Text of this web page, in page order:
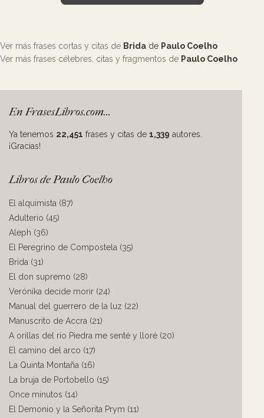
Ver más frases cortas y citas de Brida de Paulo Coelho
Ver más frases célebres, citas y fragmentos de Paulo Coelho
En FrasesLibros.com...
Ya tenemos 22,451 frases y citas de 1,339 autores.
¡Gracias!
Libros de Paulo Coelho
El alquimista (87)
Adulterio (45)
Aleph (36)
El Peregrino de Compostela (35)
Brida (31)
El don supremo (28)
Verónika decide morir (24)
Manual del guerrero de la luz (22)
Manuscrito de Accra (21)
A orillas del río Piedra me senté y lloré (20)
El camino del arco (17)
La Quinta Montaña (16)
La bruja de Portobello (15)
Once minutos (14)
El Demonio y la Señorita Prym (11)